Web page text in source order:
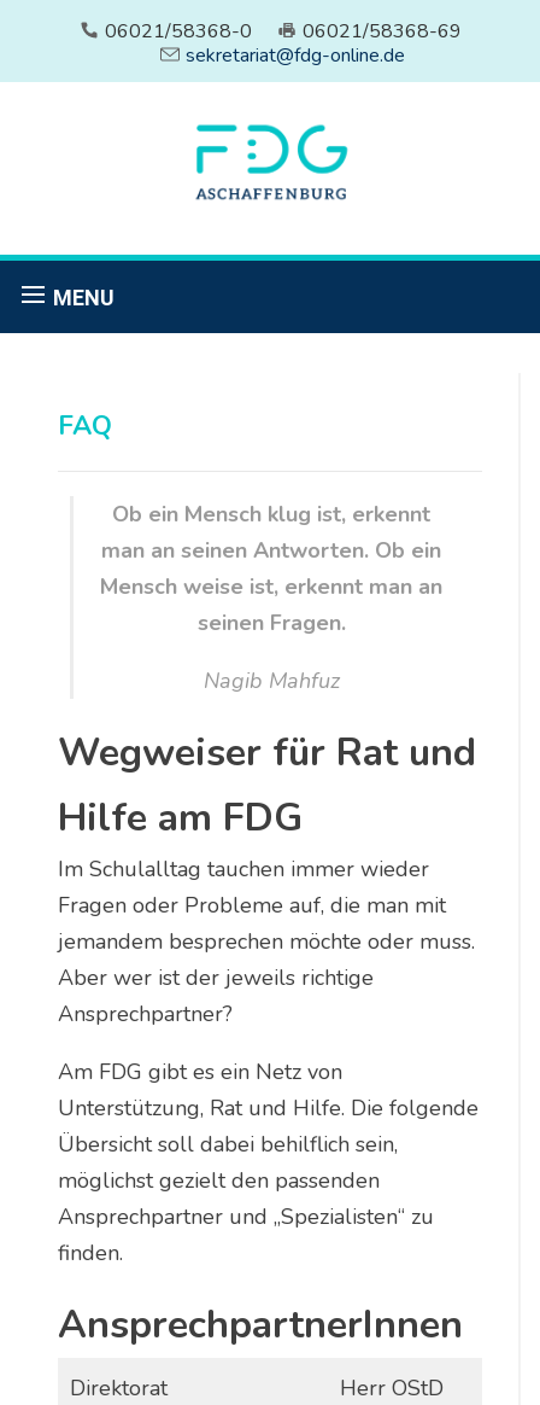
06021/58368-0
06021/58368-69
sekretariat@fdg-online.de
MENU
FAQ
Ob ein Mensch klug ist, erkennt
man an seinen Antworten. Ob ein
Mensch weise ist, erkennt man an
seinen Fragen.
Nagib Mahfuz
Wegweiser für Rat und
Hilfe am FDG
Im Schulalltag tauchen immer wieder
Fragen oder Probleme auf, die man mit
jemandem besprechen möchte oder muss.
Aber wer ist der jeweils richtige
Ansprechpartner?
Am FDG gibt es ein Netz von
Unterstützung, Rat und Hilfe. Die folgende
Übersicht soll dabei behilflich sein,
möglichst gezielt den passenden
Ansprechpartner und „Spezialisten“ zu
finden.
AnsprechpartnerInnen
Direktorat
Herr OStD